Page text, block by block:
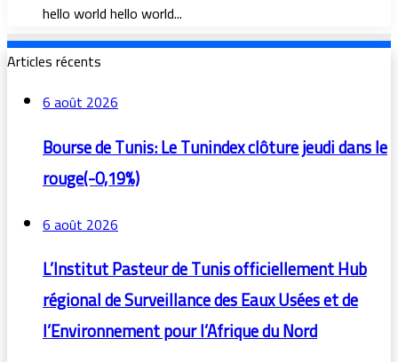
hello world hello world...
Articles récents
6 août 2026
Bourse de Tunis: Le Tunindex clôture jeudi dans le
rouge(-0,19%)
6 août 2026
L’Institut Pasteur de Tunis officiellement Hub
régional de Surveillance des Eaux Usées et de
l’Environnement pour l’Afrique du Nord